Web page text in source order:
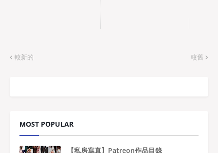
較新的 較舊
MOST POPULAR
【私房寫真】Patreon作品目錄